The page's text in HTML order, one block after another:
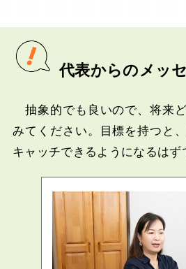
代表からのメッ
抽象的でも良いので、将来
みてください。目標を持つと
キャッチできるようになるはず